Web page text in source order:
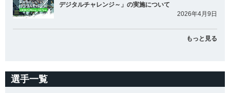
デジタルチャレンジ～」の実施について
2026年4月9日
もっと見る
選手一覧